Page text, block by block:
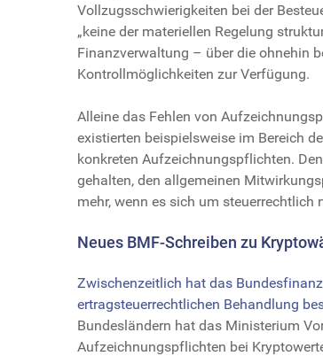
Vollzugsschwierigkeiten bei der
„keine der materiellen Regelung
Finanzverwaltung – über die ohnehin
Kontrollmöglichkeiten zur Verfügung.
Alleine das Fehlen von
existierten beispielsweise im Bereich
konkreten Aufzeichnungspflichten.
gehalten, den allgemeinen
mehr, wenn es sich um
Neues BMF-Schreiben zu
Zwischenzeitlich hat das
ertragsteuerrechtlichen Behandlung
Bundesländern hat das Ministerium
Aufzeichnungspflichten bei